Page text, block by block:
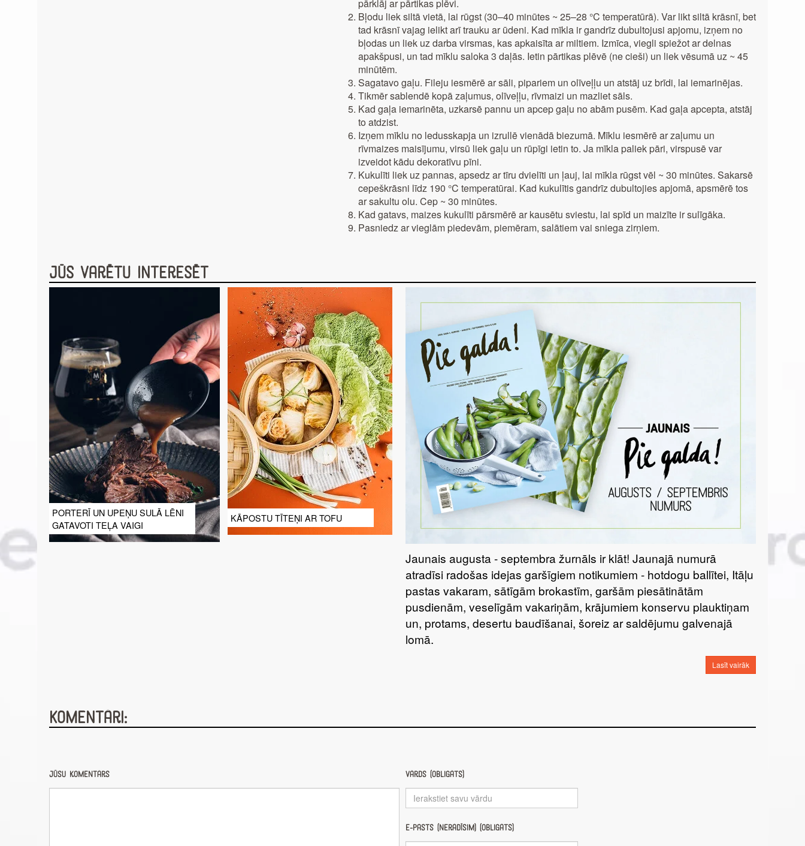
pārklāj ar pārtikas plēvi.
Bļodu liek siltā vietā, lai rūgst (30–40 minūtes ~ 25–28 °C temperatūrā). Var likt siltā krāsnī, bet
tad krāsnī vajag ielikt arī trauku ar ūdeni. Kad mīkla ir gandrīz dubultojusi apjomu, izņem no
bļodas un liek uz darba virsmas, kas apkaisīta ar miltiem. Izmīca, viegli spiežot ar delnas
apakšpusi, un tad mīklu saloka 3 daļās. Ietin pārtikas plēvē (ne cieši) un liek vēsumā uz ~ 45
minūtēm.
Sagatavo gaļu. Fileju iesmērē ar sāli, pipariem un olīveļļu un atstāj uz brīdi, lai iemarinējas.
Tikmēr sablendē kopā zaļumus, olīveļļu, rīvmaizi un mazliet sāls.
Kad gaļa iemarinēta, uzkarsē pannu un apcep gaļu no abām pusēm. Kad gaļa apcepta, atstāj
to atdzist.
Izņem mīklu no ledusskapja un izrullē vienādā biezumā. Mīklu iesmērē ar zaļumu un
rīvmaizes maisījumu, virsū liek gaļu un rūpīgi ietin to. Ja mīkla paliek pāri, virspusē var
izveidot kādu dekoratīvu pīni.
Kukulīti liek uz pannas, apsedz ar tīru dvielīti un ļauj, lai mīkla rūgst vēl ~ 30 minūtes. Sakarsē
cepeškrāsni līdz 190 °C temperatūrai. Kad kukulītis gandrīz dubultojies apjomā, apsmērē tos
ar sakultu olu. Cep ~ 30 minūtes.
Kad gatavs, maizes kukulīti pārsmērē ar kausētu sviestu, lai spīd un maizīte ir sulīgāka.
Pasniedz ar vieglām piedevām, piemēram, salātiem vai sniega zirņiem.
Jūs varētu interesēt
PORTERĪ UN UPEŅU SULĀ LĒNI
GATAVOTI TEĻA VAIGI
KĀPOSTU TĪTEŅI AR TOFU
Jaunais augusta - septembra žurnāls ir klāt! Jaunajā numurā
atradīsi radošas idejas garšīgiem notikumiem - hotdogu ballītei, Itāļu
pastas vakaram, sātīgām brokastīm, garšām piesātinātām
pusdienām, veselīgām vakariņām, krājumiem konservu plauktiņam
un, protams, desertu baudīšanai, šoreiz ar saldējumu galvenajā
lomā.
Lasīt vairāk
Komentāri:
Jūsu komentārs Vārds (obligāts)
E-pasts (nerādīsim) (obligāts)